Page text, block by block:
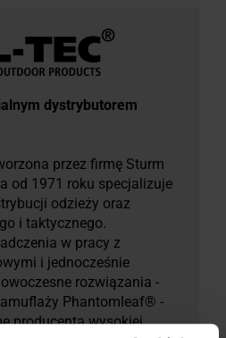
dystrybutorem
przez firmę Sturm
od 1971 roku specjalizuje
odzieży oraz
i taktycznego.
w pracy z
i jednocześnie
rozwiązania -
Phantomleaf® -
producenta wysokiej